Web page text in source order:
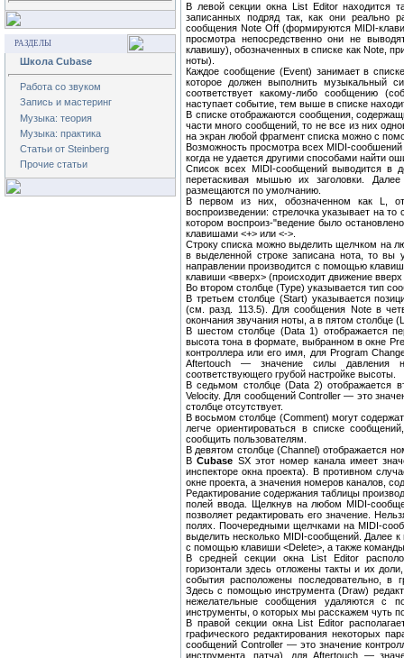
РАЗДЕЛЫ
Школа Cubase
Работа со звуком
Запись и мастеринг
Музыка: теория
Музыка: практика
Статьи от Steinberg
Прочие статьи
В левой секции окна List Editor находится
записанных подряд так, как они реально
сообщения Note Off (формируются MIDI-
просмотра непосредственно они не
клавишу), обозначенных в списке как Note,
ноты).
Каждое сообщение (Event) занимает в
которое должен выполнить музыкальный
соответствует какому-либо сообщению
наступает событие, тем выше в списке
В списке отображаются сообщения,
части много сообщений, то не все из них
на экран любой фрагмент списка можно с
Возможность просмотра всех MIDI-
когда не удается другими способами найти
Список всех MIDI-сообщений выводится в
перетаскивая мышью их заголовки.
размещаются по умолчанию.
В первом из них, обозначенном как L,
воспроизведении: стрелочка указывает на
котором воспроиз-"ведение было
клавишами <+> или <->.
Строку списка можно выделить щелчком на
в выделенной строке записана нота, то
направлении производится с помощью
клавиши <вверх> (происходит движение
Во втором столбце (Туре) указывается тип
В третьем столбце (Start) указывается
(см. разд. 113.5). Для сообщения Note в
окончания звучания ноты, а в пятом столбце
В шестом столбце (Data 1) отображается
высота тона в формате, выбранном в окне
контроллера или его имя, для Program
Aftertouch — значение силы давления
соответствующего грубой настройке высоты.
В седьмом столбце (Data 2) отображается
Velocity. Для сообщений Controller — это
столбце отсутствует.
В восьмом столбце (Comment) могут
легче ориентироваться в списке
сообщить пользователям.
В девятом столбце (Channel) отображается
ВCubase SX этот номер канала имеет
инспекторе окна проекта). В противном
окне проекта, а значения номеров каналов,
Редактирование содержания таблицы
полей ввода. Щелкнув на любом MIDI-
позволяет редактировать его значение.
полях. Поочередными щелчками на MIDI-
выделить несколько MIDI-сообщений. Далее
с помощью клавиши <Delete>, а также команды
В средней секции окна List Editor
горизонтали здесь отложены такты и их
события расположены последовательно, в
Здесь с помощью инструмента (Draw)
нежелательные сообщения удаляются с
инструменты, о которых мы расскажем чуть
В правой секции окна List Editor
графического редактирования некоторых
сообщений Controller — это значение
инструмента, патча), для Aftertouch —